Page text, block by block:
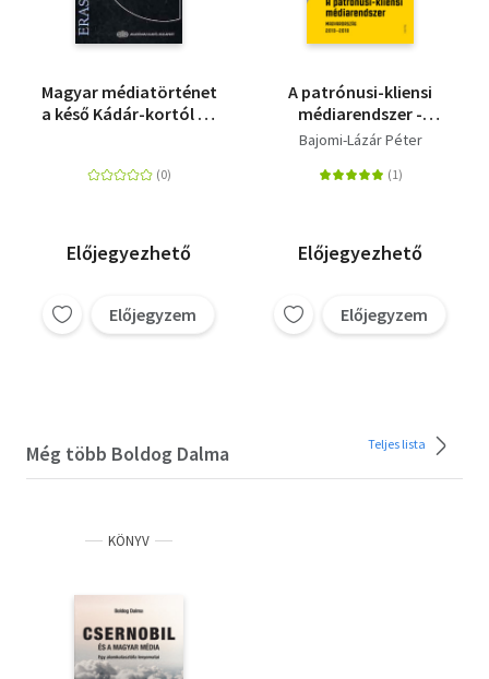
Magyar médiatörténet
a késő Kádár-kortól az
Előjegyezhető
Előjegyzem
A patrónusi-kliensi
médiarendszer -
Magyarország 2010-
Bajomi-Lázár Péter
Előjegyezhető
Előjegyzem
Még több Boldog Dalma Teljes lista
KÖNYV